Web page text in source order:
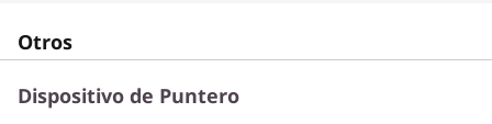
Otros
Dispositivo de Puntero